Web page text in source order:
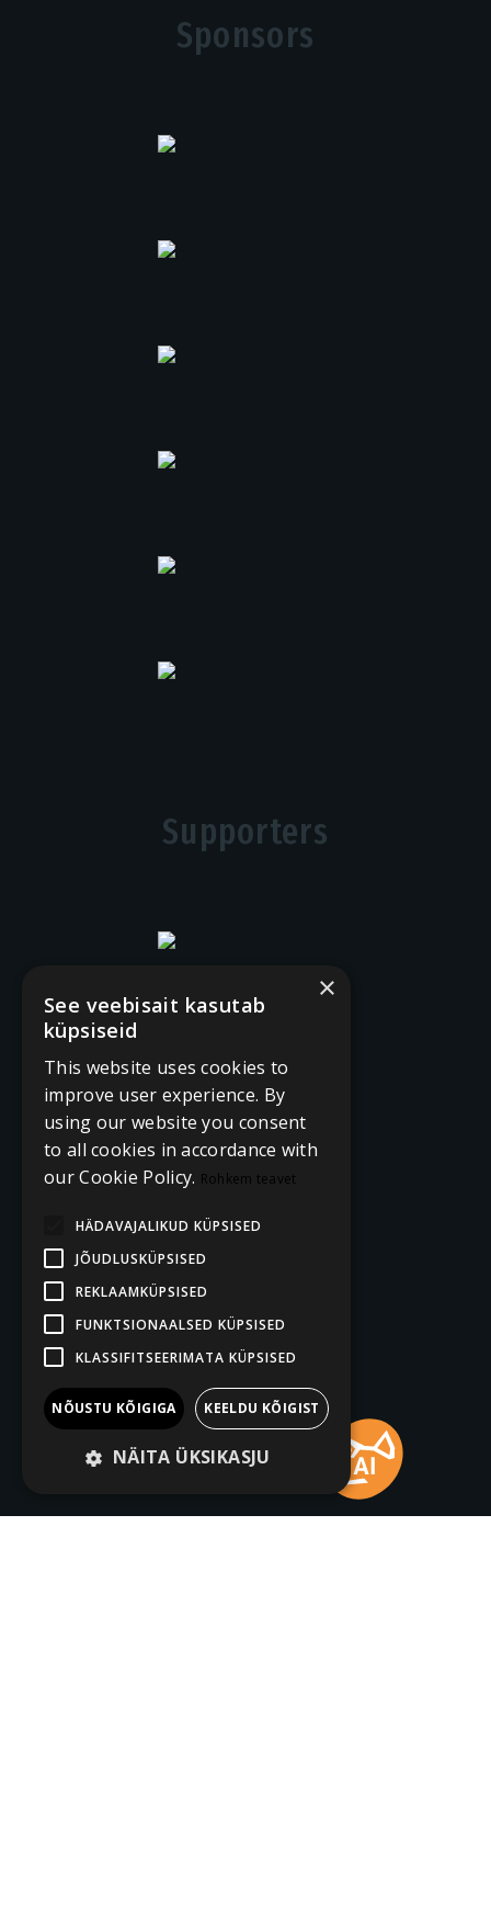
Sponsors
Supporters
×
See veebisait kasutab
küpsiseid
This website uses cookies to
improve user experience. By
using our website you consent
to all cookies in accordance with
our Cookie Policy. Rohkem teavet
HÄDAVAJALIKUD KÜPSISED
JÕUDLUSKÜPSISED
REKLAAMKÜPSISED
FUNKTSIONAALSED KÜPSISED
KLASSIFITSEERIMATA KÜPSISED
NÕUSTU KÕIGIGA KEELDU KÕIGIST
NÄITA ÜKSIKASJU